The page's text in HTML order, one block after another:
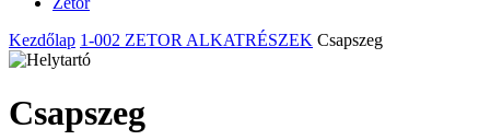
Kezdőlap 1-002 ZETOR ALKATRÉSZEK Csapszeg
Csapszeg